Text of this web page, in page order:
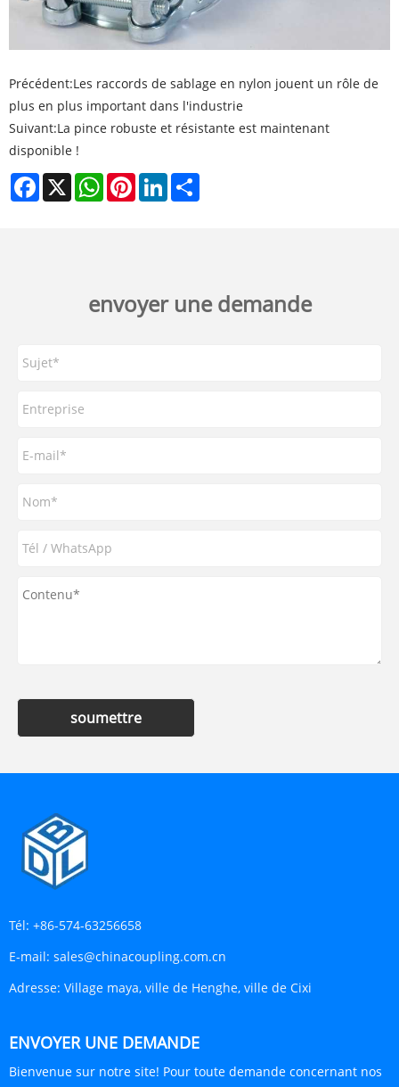
Précédent:Les raccords de sablage en nylon jouent un rôle de
plus en plus important dans l'industrie
Suivant:La pince robuste et résistante est maintenant
disponible !
Facebook
X WhatsAppPinterestLinkedIn
envoyer une demande
soumettre
Tél: +86-574-63256658
E-mail: sales@chinacoupling.com.cn
Adresse: Village maya, ville de Henghe, ville de Cixi
ENVOYER UNE DEMANDE
Bienvenue sur notre site! Pour toute demande concernant nos